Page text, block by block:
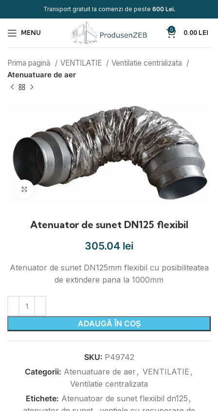
Transport gratuit la comenzi de peste 600 Lei.
MENU 0 0.00 LEI
Prima pagină VENTILATIE
Ventilatie centralizata
Atenuatuare de aer
Click to enlarge
Atenuator de sunet DN125 flexibil
305.04 lei
Atenuator de sunet DN125mm flexibil cu posibiliteatea
de extindere pana la 1000mm
ADAUGĂ ÎN COȘ
SKU: P49742
Categorii: Atenuatuare de aer , VENTILATIE ,
Ventilatie centralizata
Etichete: Atenuatoar de sunet flexiibil dn125 ,